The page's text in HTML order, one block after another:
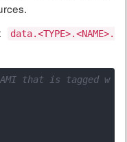
data.<TYPE>.<NAME>.
that is tagged w